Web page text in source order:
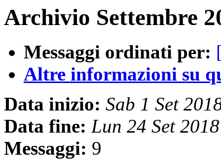
Archivio Settembre
Messaggi ordinati per:
Altre informazioni su
Data inizio: Sab 1 Set
Data fine: Lun 24 Set
Messaggi: 9